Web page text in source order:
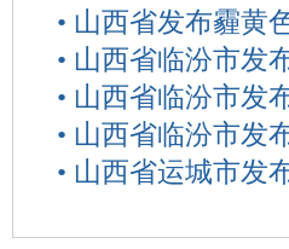
• 山西省发布霾黄
• 山西省临汾市发
• 山西省临汾市发
• 山西省临汾市发
• 山西省运城市发